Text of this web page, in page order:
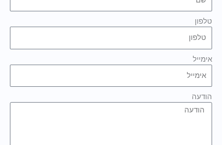
טלפון
אימייל
הודעה